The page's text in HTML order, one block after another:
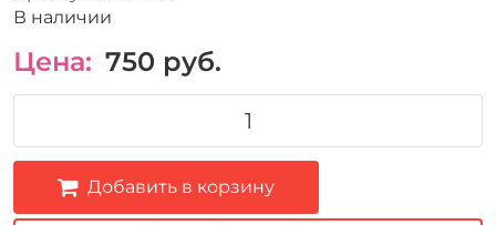
В наличии
Цена: 750 руб.
Добавить в корзину